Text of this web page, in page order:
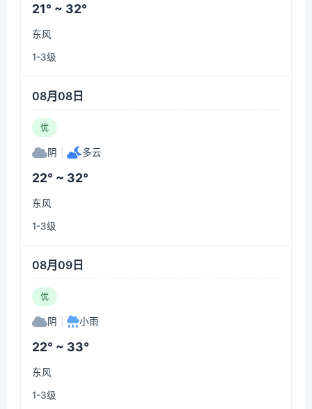
21° ~ 32°
东风
1-3级
08月08日
优
阴 多云
22° ~ 32°
东风
1-3级
08月09日
优
阴 小雨
22° ~ 33°
东风
1-3级